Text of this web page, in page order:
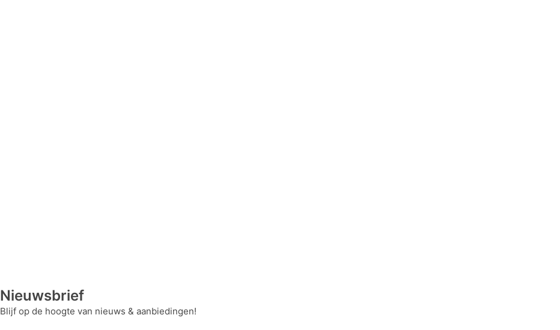
Nieuwsbrief
Blijf op de hoogte van nieuws & aanbiedingen!